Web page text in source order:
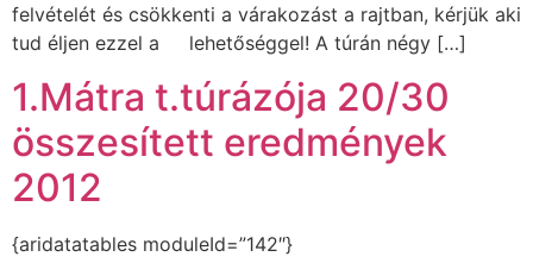
felvételét és csökkenti a várakozást a rajtban, kérjük aki
tud éljen ezzel a lehetőséggel! A túrán négy […]
1.Mátra t.túrázója 20/30
összesített eredmények
2012
{aridatatables moduleId=”142″}